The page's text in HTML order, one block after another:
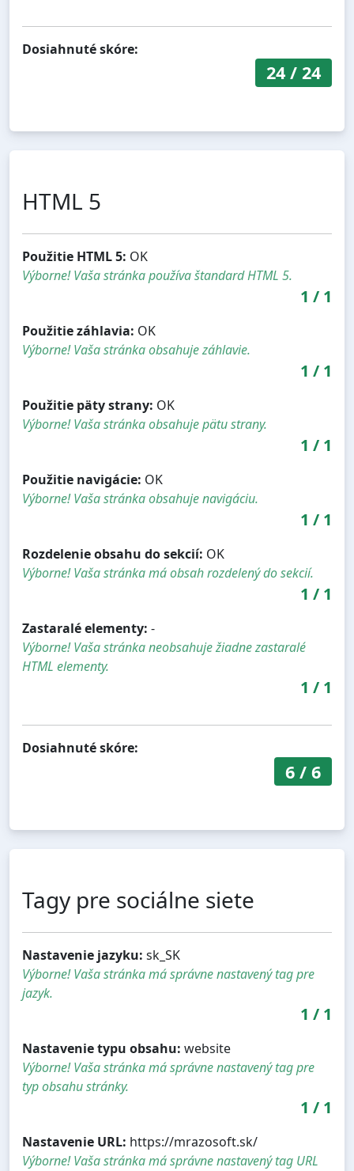
Dosiahnuté skóre:
24/ 24
HTML 5
Použitie HTML 5: OK
Výborne! Vaša stránka používa štandard HTML 5.
1 / 1
Použitie záhlavia: OK
Výborne! Vaša stránka obsahuje záhlavie.
1 / 1
Použitie päty strany: OK
Výborne! Vaša stránka obsahuje pätu strany.
1 / 1
Použitie navigácie: OK
Výborne! Vaša stránka obsahuje navigáciu.
1 / 1
Rozdelenie obsahu do sekcií: OK
Výborne! Vaša stránka má obsah rozdelený do sekcií.
1 / 1
Zastaralé elementy: -
Výborne! Vaša stránka neobsahuje žiadne zastaralé
HTML elementy.
1 / 1
Dosiahnuté skóre:
6/ 6
Tagy pre sociálne siete
Nastavenie jazyku: sk_SK
Výborne! Vaša stránka má správne nastavený tag pre
jazyk.
1 / 1
Nastavenie typu obsahu: website
Výborne! Vaša stránka má správne nastavený tag pre
typ obsahu stránky.
1 / 1
Nastavenie URL: https://mrazosoft.sk/
Výborne! Vaša stránka má správne nastavený tag URL